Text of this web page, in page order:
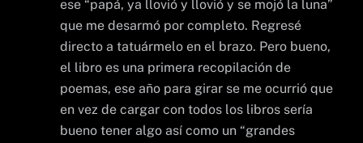
ese “papá, ya llovió y llovió y se mojó la luna”
que me desarmó por completo. Regresé
directo a tatuármelo en el brazo. Pero bueno,
el libro es una primera recopilación de
poemas, ese año para girar se me ocurrió que
en vez de cargar con todos los libros sería
bueno tener algo así como un “grandes